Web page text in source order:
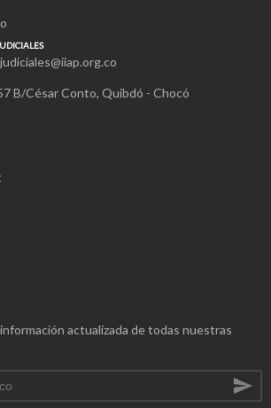
B/César Conto, Quibdó - Chocó
actualizada de todas nuestras